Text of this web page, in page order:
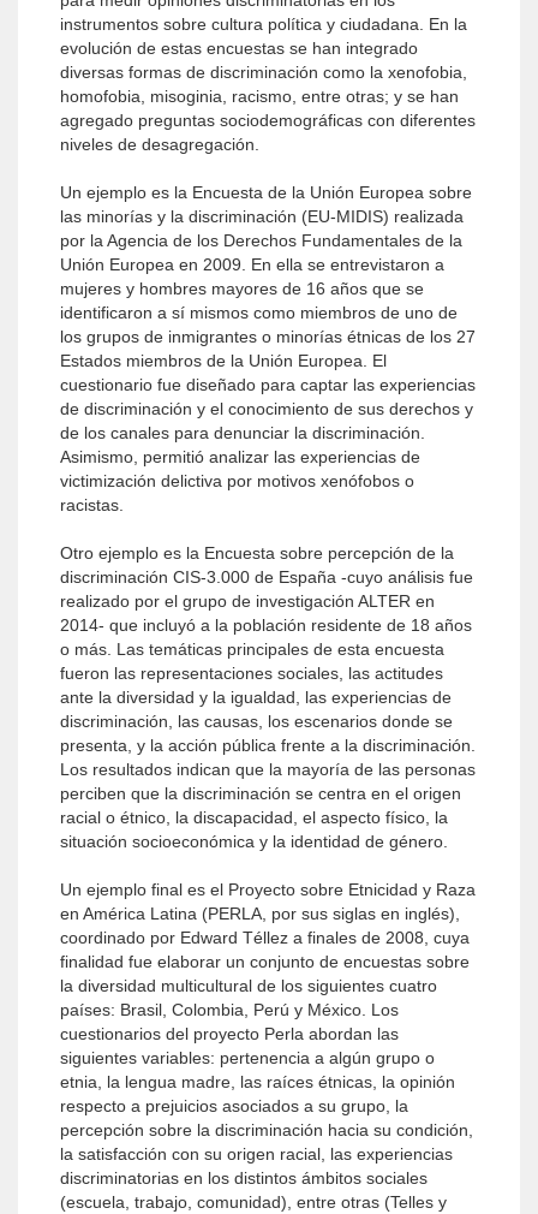
instrumentos sobre cultura política y ciudadana. En la
evolución de estas encuestas se han integrado
diversas formas de discriminación como la xenofobia,
homofobia, misoginia, racismo, entre otras; y se han
agregado preguntas sociodemográficas con diferentes
niveles de desagregación.
Un ejemplo es la Encuesta de la Unión Europea sobre
las minorías y la discriminación (EU-MIDIS) realizada
por la Agencia de los Derechos Fundamentales de la
Unión Europea en 2009. En ella se entrevistaron a
mujeres y hombres mayores de 16 años que se
identificaron a sí mismos como miembros de uno de
los grupos de inmigrantes o minorías étnicas de los 27
Estados miembros de la Unión Europea. El
cuestionario fue diseñado para captar las experiencias
de discriminación y el conocimiento de sus derechos y
de los canales para denunciar la discriminación.
Asimismo, permitió analizar las experiencias de
victimización delictiva por motivos xenófobos o
racistas.
Otro ejemplo es la Encuesta sobre percepción de la
discriminación CIS-3.000 de España -cuyo análisis fue
realizado por el grupo de investigación ALTER en
2014- que incluyó a la población residente de 18 años
o más. Las temáticas principales de esta encuesta
fueron las representaciones sociales, las actitudes
ante la diversidad y la igualdad, las experiencias de
discriminación, las causas, los escenarios donde se
presenta, y la acción pública frente a la discriminación.
Los resultados indican que la mayoría de las personas
perciben que la discriminación se centra en el origen
racial o étnico, la discapacidad, el aspecto físico, la
situación socioeconómica y la identidad de género.
Un ejemplo final es el Proyecto sobre Etnicidad y Raza
en América Latina (PERLA, por sus siglas en inglés),
coordinado por Edward Téllez a finales de 2008, cuya
finalidad fue elaborar un conjunto de encuestas sobre
la diversidad multicultural de los siguientes cuatro
países: Brasil, Colombia, Perú y México. Los
cuestionarios del proyecto Perla abordan las
siguientes variables: pertenencia a algún grupo o
etnia, la lengua madre, las raíces étnicas, la opinión
respecto a prejuicios asociados a su grupo, la
percepción sobre la discriminación hacia su condición,
la satisfacción con su origen racial, las experiencias
discriminatorias en los distintos ámbitos sociales
(escuela, trabajo, comunidad), entre otras (Telles y